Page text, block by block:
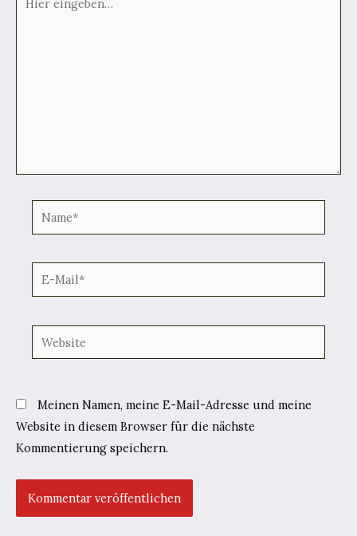
eingeben…
Name*
E-
Mail*
Website
Meinen Namen, meine E-Mail-Adresse und meine
Website in diesem Browser für die nächste
Kommentierung speichern.